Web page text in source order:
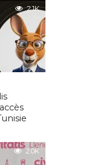
2.1K
2.0K